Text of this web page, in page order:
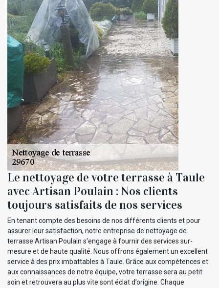
Le nettoyage de votre terrasse à Taule
avec Artisan Poulain : Nos clients
toujours satisfaits de nos services
En tenant compte des besoins de nos différents clients et pour
assurer leur satisfaction, notre entreprise de nettoyage de
terrasse Artisan Poulain s'engage à fournir des services sur-
mesure et de haute qualité. Nous offrons également un excellent
service à des prix imbattables à Taule. Grâce aux compétences et
aux connaissances de notre équipe, votre terrasse sera au petit
soin et retrouvera au plus vite sont éclat d’origine. Chaque